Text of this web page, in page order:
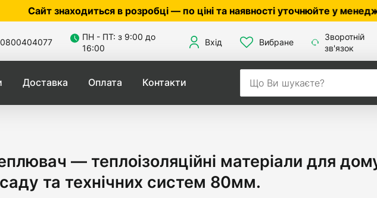
в розробці — по ціні та наявності уточнюйте у менеджера ☎
0800404077
ПН - ПТ: з 9:00 до
16:00
Вхід Вибране
Зворотній
зв'язок
Доставка Оплата Контакти
— теплоізоляційні матеріали для
та технічних систем 80мм.